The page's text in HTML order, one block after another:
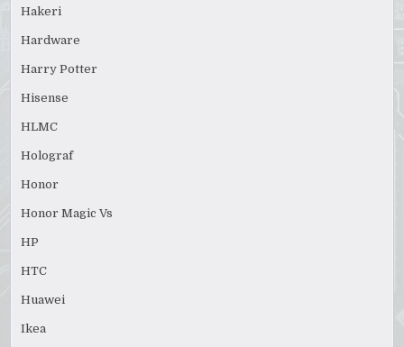
Hakeri
Hardware
Harry Potter
Hisense
HLMC
Holograf
Honor
Honor Magic Vs
HP
HTC
Huawei
Ikea